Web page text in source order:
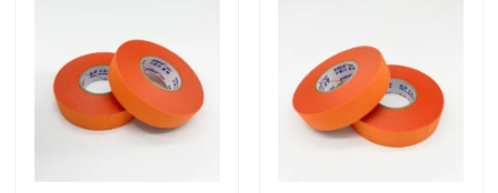
أشرطة فيديو